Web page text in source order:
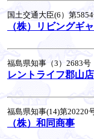
国土交通大臣(6）第
（株）リビングギ
福島県知事（3）2683号
レントライフ郡山店
福島県知事(14)第20220
（株）和同商事